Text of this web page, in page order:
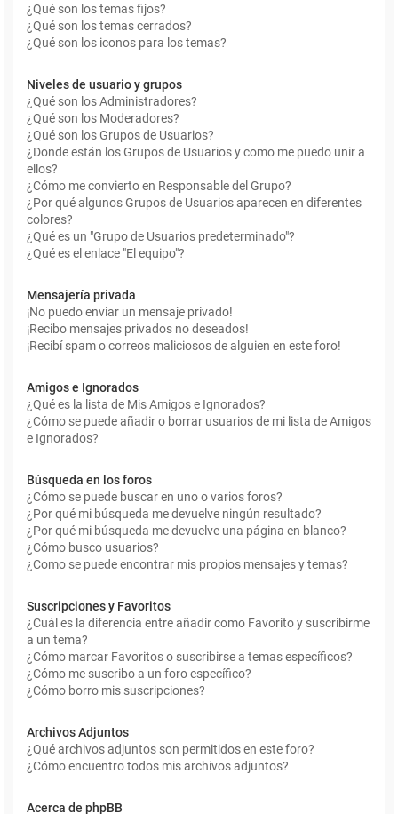
¿Qué son los temas fijos?
¿Qué son los temas cerrados?
¿Qué son los iconos para los temas?
Niveles de usuario y grupos
¿Qué son los Administradores?
¿Qué son los Moderadores?
¿Qué son los Grupos de Usuarios?
¿Donde están los Grupos de Usuarios y como me puedo unir a
ellos?
¿Cómo me convierto en Responsable del Grupo?
¿Por qué algunos Grupos de Usuarios aparecen en diferentes
colores?
¿Qué es un "Grupo de Usuarios predeterminado"?
¿Qué es el enlace "El equipo"?
Mensajería privada
¡No puedo enviar un mensaje privado!
¡Recibo mensajes privados no deseados!
¡Recibí spam o correos maliciosos de alguien en este foro!
Amigos e Ignorados
¿Qué es la lista de Mis Amigos e Ignorados?
¿Cómo se puede añadir o borrar usuarios de mi lista de Amigos
e Ignorados?
Búsqueda en los foros
¿Cómo se puede buscar en uno o varios foros?
¿Por qué mi búsqueda me devuelve ningún resultado?
¿Por qué mi búsqueda me devuelve una página en blanco?
¿Cómo busco usuarios?
¿Como se puede encontrar mis propios mensajes y temas?
Suscripciones y Favoritos
¿Cuál es la diferencia entre añadir como Favorito y suscribirme
a un tema?
¿Cómo marcar Favoritos o suscribirse a temas específicos?
¿Cómo me suscribo a un foro específico?
¿Cómo borro mis suscripciones?
Archivos Adjuntos
¿Qué archivos adjuntos son permitidos en este foro?
¿Cómo encuentro todos mis archivos adjuntos?
Acerca de phpBB